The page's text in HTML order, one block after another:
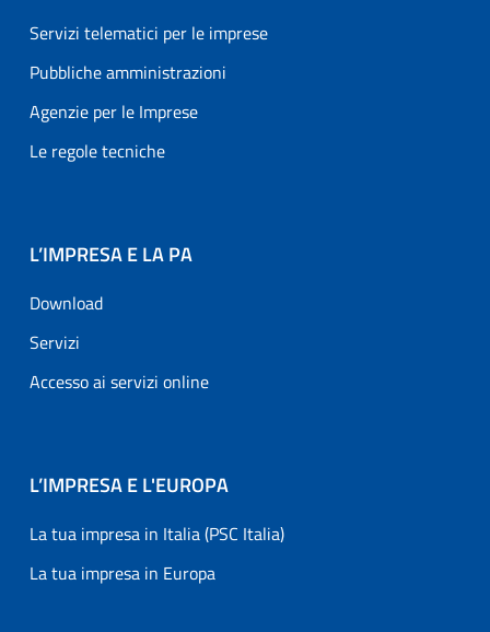
Servizi telematici per le imprese
Pubbliche amministrazioni
Agenzie per le Imprese
Le regole tecniche
L’IMPRESA E LA PA
Download
Servizi
Accesso ai servizi online
L’IMPRESA E L'EUROPA
La tua impresa in Italia (PSC Italia)
La tua impresa in Europa